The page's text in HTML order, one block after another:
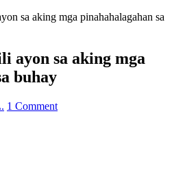
sa aking mga pinahahalagahan sa
ayon sa aking mga
buhay
1 Comment